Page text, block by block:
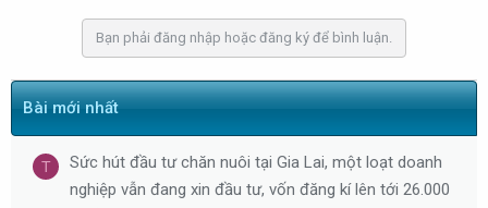
b
y
Bạn phải đăng nhập hoặc đăng ký để bình luận.
Bài mới nhất
T
Sức hút đầu tư chăn nuôi tại Gia Lai, một loạt doanh
nghiệp vẫn đang xin đầu tư, vốn đăng kí lên tới 26.000